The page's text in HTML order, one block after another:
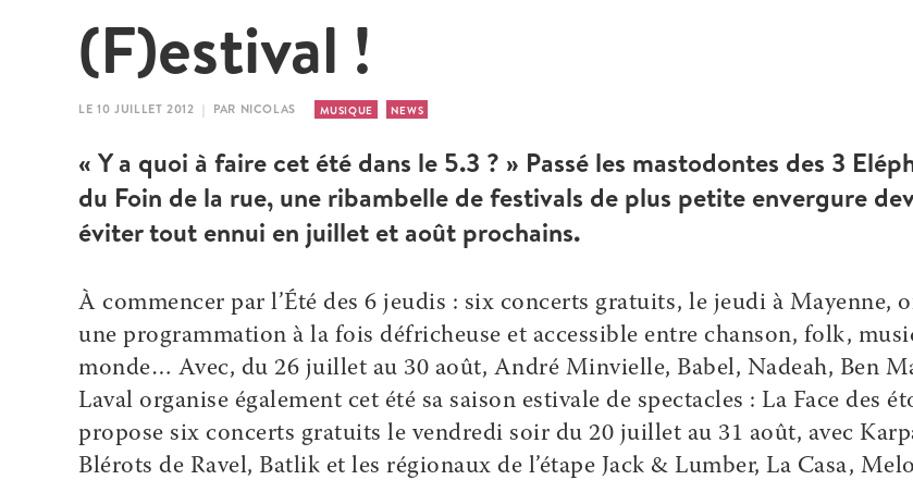
(F)estival !
LE 10 JUILLET 2012 | PAR NICOLAS MUSIQUE NEWS
« Y a quoi à faire cet été dans le 5.3 ? » Passé les mastodontes des 3
du Foin de la rue, une ribambelle de festivals de plus petite envergure
éviter tout ennui en juillet et août prochains.
À commencer par l’Été des 6 jeudis : six concerts gratuits, le jeudi à Mayenne,
une programmation à la fois défricheuse et accessible entre chanson, folk,
monde… Avec, du 26 juillet au 30 août, André Minvielle, Babel, Nadeah, Ben
Laval organise également cet été sa saison estivale de spectacles : La Face des
propose six concerts gratuits le vendredi soir du 20 juillet au 31 août, avec
Blérots de Ravel, Batlik et les régionaux de l’étape Jack & Lumber, La Casa,